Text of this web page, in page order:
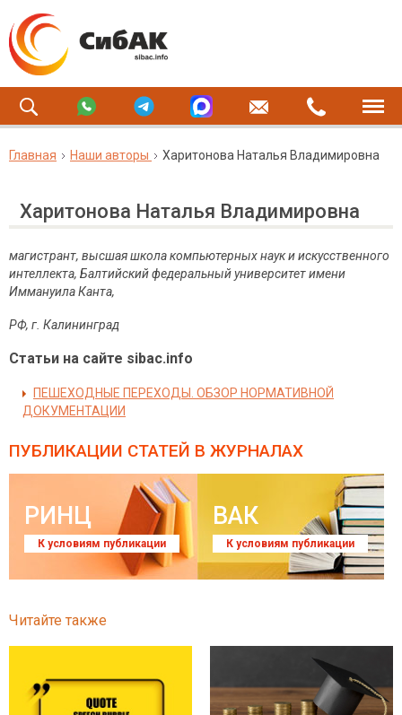
Главная Наши авторы Харитонова Наталья Владимировна
Харитонова Наталья Владимировна
магистрант, высшая школа компьютерных наук и искусственного
интеллекта, Балтийский федеральный университет имени
Иммануила Канта,
РФ, г. Калининград
Статьи на сайте sibac.info
ПЕШЕХОДНЫЕ ПЕРЕХОДЫ. ОБЗОР НОРМАТИВНОЙ
ДОКУМЕНТАЦИИ
ПУБЛИКАЦИИ СТАТЕЙ В ЖУРНАЛАХ
РИНЦ
К условиям публикации
ВАК
К условиям публикации
Читайте также